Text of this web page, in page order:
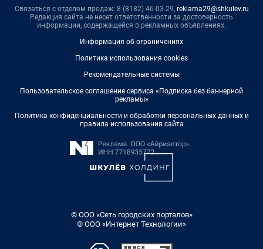
Связаться с отделом продаж: 8 (8182) 46-03-29, reklama29@shkulev.ru
Редакция сайта не несет ответственности за достоверность
информации, содержащейся в рекламных объявлениях.
Информация об ограничениях
Политика использования cookies
Рекомендательные системы
Пользовательское соглашение сервиса «Подписка без баннерной
рекламы»
Политика конфиденциальности и обработки персональных данных и
правила использования сайта
© ООО «Сеть городских порталов»
© ООО «Интернет Технологии»